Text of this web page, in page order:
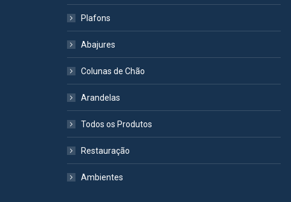
Plafons
Abajures
Colunas de Chão
Arandelas
Todos os Produtos
Restauração
Ambientes